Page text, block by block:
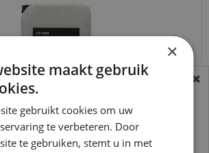
kleurloos Universeel - 10kg
met de vakantie periode zijn wij
telefonisch helaas niet
×
maakt gebruik
gebruikt cookies om uw
te verbeteren. Door
te gebruiken, stemt u in met